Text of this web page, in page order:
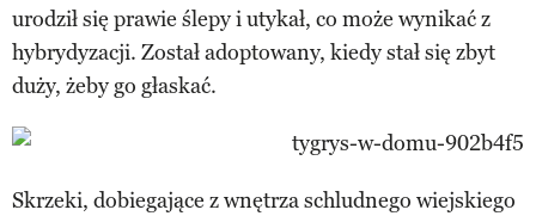
urodził się prawie ślepy i utykał, co może wynikać z
hybrydyzacji. Został adoptowany, kiedy stał się zbyt
duży, żeby go głaskać.
Skrzeki, dobiegające z wnętrza schludnego wiejskiego